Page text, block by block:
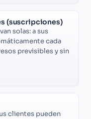
(suscripciones)
solas: a sus
cada
previsibles y sin
clientes pueden